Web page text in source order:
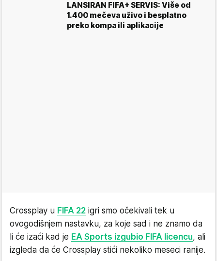
LANSIRAN FIFA+ SERVIS: Više od
1.400 mečeva uživo i besplatno
preko kompa ili aplikacije
Crossplay u FIFA 22 igri smo očekivali tek u
ovogodišnjem nastavku, za koje sad i ne znamo da
li će izaći kad je EA Sports izgubio FIFA licencu, ali
izgleda da će Crossplay stići nekoliko meseci ranije.